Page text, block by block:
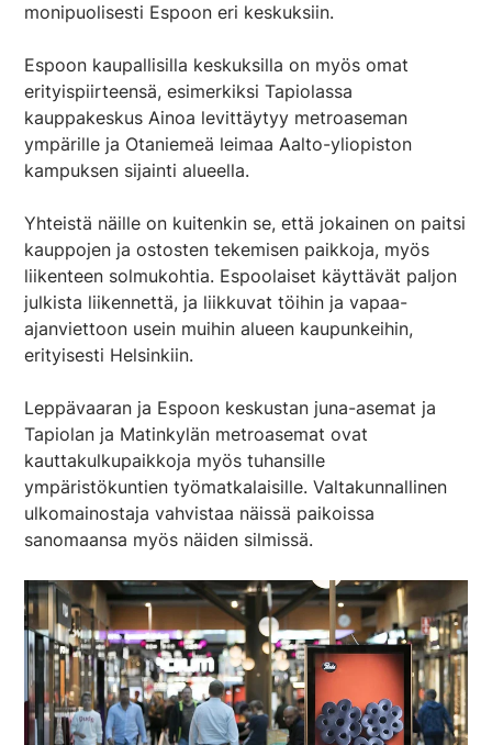
monipuolisesti Espoon eri keskuksiin.
Espoon kaupallisilla keskuksilla on myös omat
erityispiirteensä, esimerkiksi Tapiolassa
kauppakeskus Ainoa levittäytyy metroaseman
ympärille ja Otaniemeä leimaa Aalto-yliopiston
kampuksen sijainti alueella.
Yhteistä näille on kuitenkin se, että jokainen on paitsi
kauppojen ja ostosten tekemisen paikkoja, myös
liikenteen solmukohtia. Espoolaiset käyttävät paljon
julkista liikennettä, ja liikkuvat töihin ja vapaa-
ajanviettoon usein muihin alueen kaupunkeihin,
erityisesti Helsinkiin.
Leppävaaran ja Espoon keskustan juna-asemat ja
Tapiolan ja Matinkylän metroasemat ovat
kauttakulkupaikkoja myös tuhansille
ympäristökuntien työmatkalaisille. Valtakunnallinen
ulkomainostaja vahvistaa näissä paikoissa
sanomaansa myös näiden silmissä.